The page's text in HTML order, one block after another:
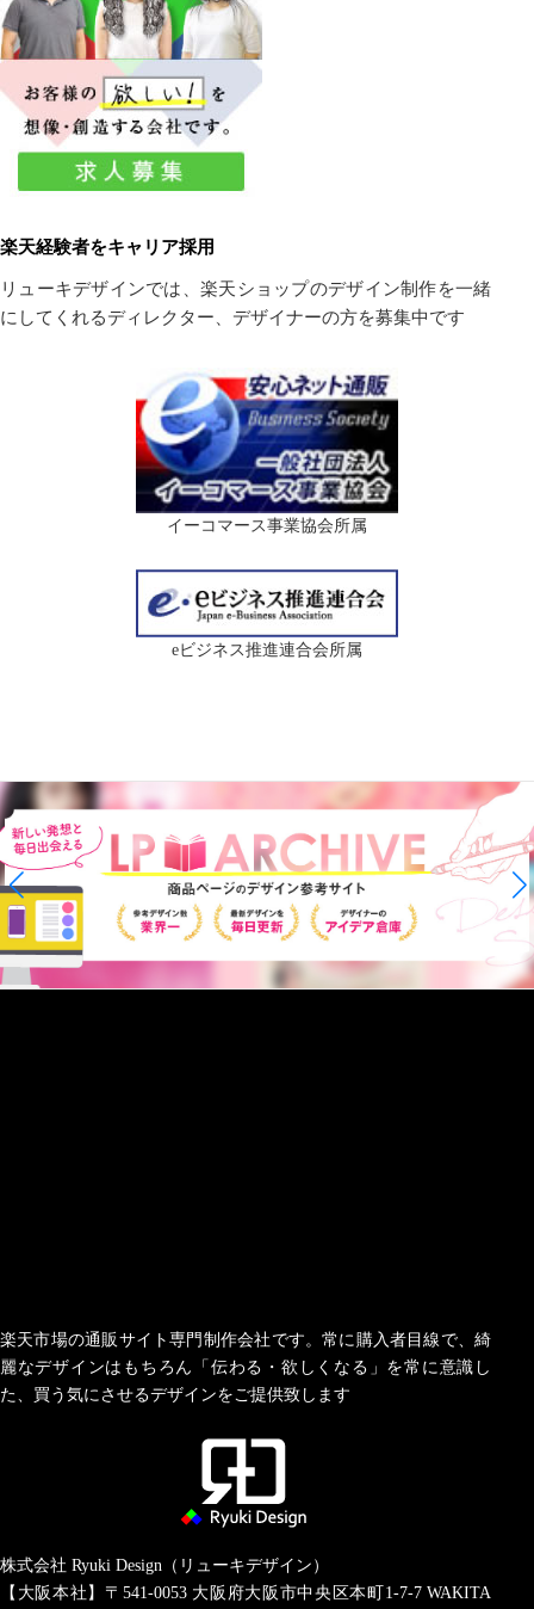
楽天経験者をキャリア採用
リューキデザインでは、楽天ショップのデザイン制作を一緒
にしてくれるディレクター、デザイナーの方を募集中です
イーコマース事業協会所属
eビジネス推進連合会所属
楽天市場の通販サイト専門制作会社です。常に購入者目線で、綺
麗なデザインはもちろん「伝わる・欲しくなる」を常に意識し
た、買う気にさせるデザインをご提供致します
株式会社 Ryuki Design（リューキデザイン）
【大阪本社】〒541-0053大阪府大阪市中央区本町1-7-7 WAKITA